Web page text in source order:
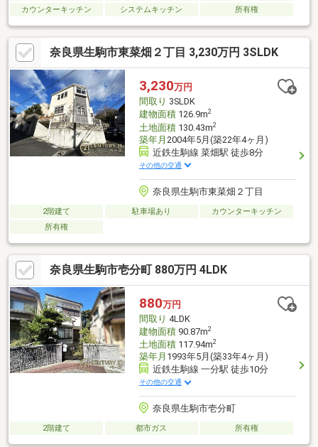
カウンターキッチン
システムキッチン 所有権
奈良県生駒市東菜畑２丁目 3,230万円 3SLDK
3,230万円
間取り 3SLDK
建物面積126.9m2
土地面積130.43m2
築年月 2004年5月(築22年4ヶ月)
近鉄生駒線 菜畑駅 徒歩8分
その他の交通
奈良県生駒市東菜畑２丁目
2階建て 駐車場あり
カウンターキッチン
所有権
奈良県生駒市壱分町 880万円 4LDK
880万円
間取り 4LDK
建物面積90.87m2
土地面積117.94m2
築年月 1993年5月(築33年4ヶ月)
近鉄生駒線 一分駅 徒歩10分
その他の交通
奈良県生駒市壱分町
2階建て 都市ガス 所有権